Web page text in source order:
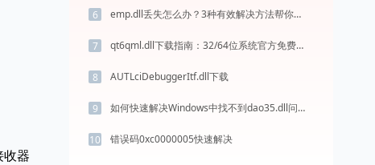
器
6 emp.dll丢失怎么办？3种有效解决方法帮你修复DLL文件问题
7 qt6qml.dll下载指南：32/64位系统官方免费版获取与修复方法
8 AUTLciDebuggerItf.dll下载
9 如何快速解决Windows中找不到dao35.dll问题
10 错误码0xc0000005快速解决